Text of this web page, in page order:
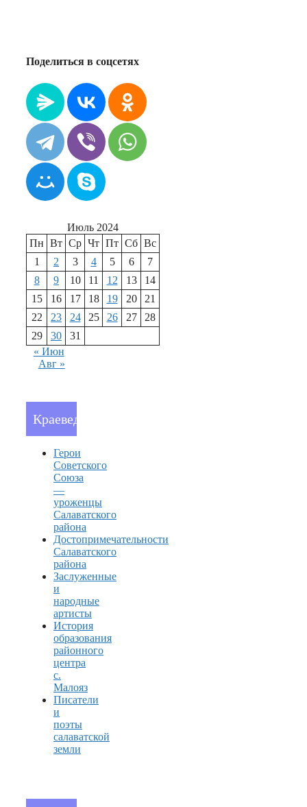
Поделиться в соцсетях
Июль 2024
Пн Вт Ср Чт Пт Сб Вс
1
2 3 4 5 6
7
8
9 10 11 12 13
14
15
16 17 18 19 20
21
22
23 24 25 26 27
28
29
30
31
« Июн
Авг »
Краеведение
Герои
Советского
Союза
—
уроженцы
Салаватского
района
Достопримечательности
Салаватского
района
Заслуженные
и
народные
артисты
История
образования
районного
центра
с.
Малояз
Писатели
и
поэты
салаватской
земли